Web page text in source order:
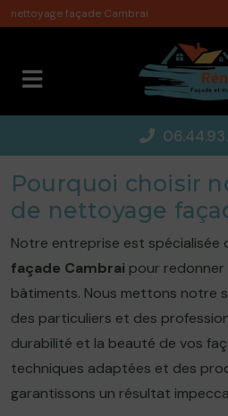
nettoyage façade Cambrai
Pourquoi choisir
de nettoyage
Notre entreprise est spécialisée
façade Cambrai pour
bâtiments. Nous mettons notre
des particuliers et des
durabilité et la beauté de vos
techniques adaptées et des
garantissons un résultat
Panneau de gestion des cookies